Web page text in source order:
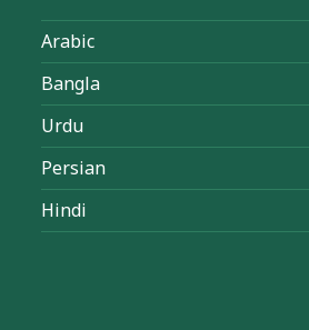
Arabic
Bangla
Urdu
Persian
Hindi